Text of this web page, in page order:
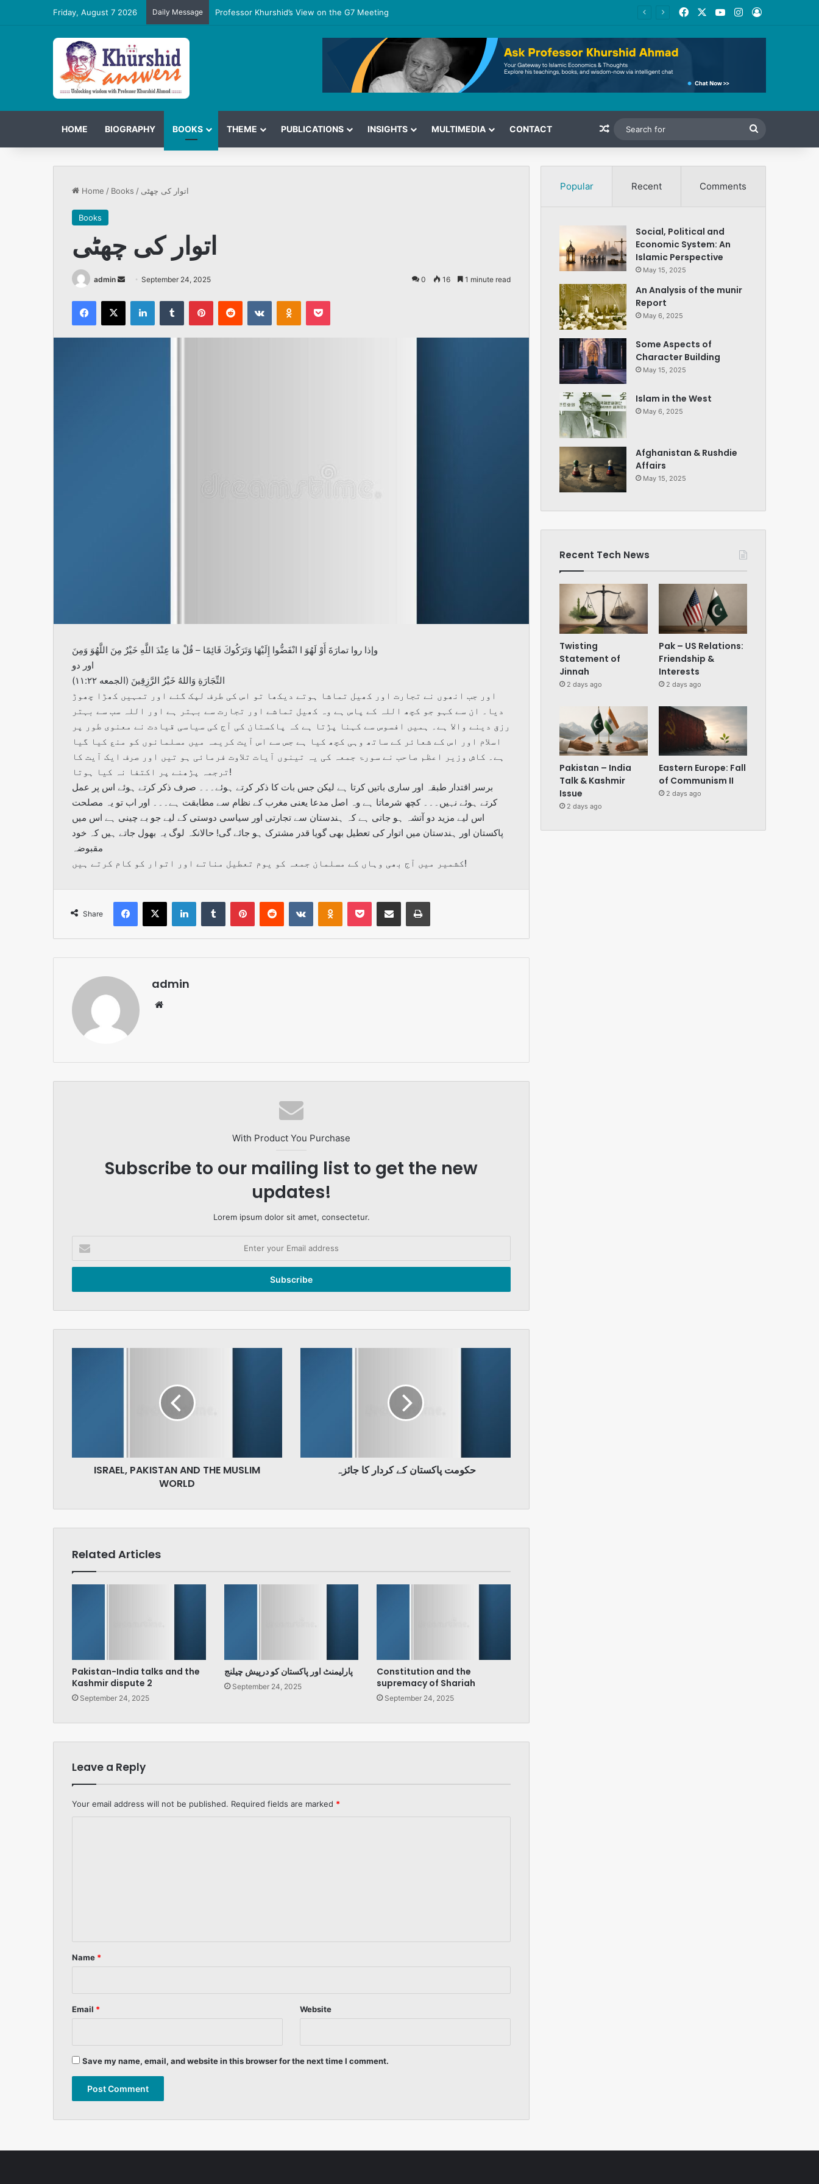
Friday, August 7 2026 Daily Message Professor Khurshid’s View on the G7 Meeting FacebookYouTubeInstagram
Log In
HOME BIOGRAPHY BOOKS THEME PUBLICATIONS INSIGHTS MULTIMEDIA CONTACT Random Article
for
Home / Books / اتوار کی چھٹی
Books
اتوار کی چھٹی
admin
Send
email
September 24, 2025 0 16 1 minute read
Facebook
X LinkedInTumblr PinterestReddit VKontakteOdnoklassniki
Pocket
وإذا روا تمارَةَ أَوْ لَهُوَ ا انْفَضُّوا إِلَيْهَا وَتَرَكُوكَ قَائِمًا – قُلْ مَا عِنْدَ اللَّهِ خَيْرٌ مِنَ اللَّهُوَ وَمِنَ
اور دو
التِّجَارَةِ وَاللهُ خَيْرُ الرَّزِقِينَ (الجمعه ۱۱:۲۲)
اور جب انھوں نے تجارت اور کھیل تماشا ہوتے دیکھا تو اس کی طرف لپک گئے اور تمہیں کھڑا چھوڑ
دیا۔ ان سے کہو جو کچھ اللہ کے پاس ہے وہ کھیل تماشے اور تجارت سے بہتر ہے اور اللہ سب سے بہتر
رزق دینے والا ہے۔ ہمیں افسوس سے کہنا پڑتا ہے کہ پاکستان کی آج کی سیاسی قیادت نے معنوی طور پر
اسلام اور اس کے شعائر کے ساتھ وہی کچھ کیا ہے جس سے اس آیت کریمہ میں مسلمانوں کو منع کیا گیا
ہے۔ کاش وزیر اعظم صاحب نے سورۃ جمعہ کی یہ تینوں آیات تلاوت فرمائی ہو تیں اور صرف ایک آیت کا
ترجمہ پڑھنے پر اکتفا نہ کیا ہوتا!
برسر اقتدار طبقہ اور ساری باتیں کرتا ہے لیکن جس بات کا ذکر کرتے ہوئے۔۔۔ صرف ذکر کرتے ہوئے اس پر عمل
کرتے ہوئے نہیں۔۔۔ کچھ شرماتا ہے وہ اصل مدعا یعنی مغرب کے نظام سے مطابقت ہے۔۔۔ اور اب تو یہ مصلحت
اس لیے مزید دو آتشہ ہو جاتی ہے کہ ہندستان سے تجارتی اور سیاسی دوستی کے لیے جو بے چینی ہے اس میں
پاکستان اور ہندستان میں اتوار کی تعطیل بھی گویا قدر مشترک ہو جائے گی! حالانکہ لوگ یہ بھول جاتے ہیں کہ خود
مقبوضہ
کشمیر میں آج بھی وہاں کے مسلمان جمعہ کو یوم تعطیل مناتے اور اتوار کو کام کرتے ہیں!
Share
Facebook
X LinkedInTumblr PinterestReddit VKontakteOdnoklassniki
Pocket Share via Email Print
admin
With Product You Purchase
Subscribe to our mailing list to get the new
updates!
Lorem ipsum dolor sit amet, consectetur.
your
Email
ISRAEL, PAKISTAN AND THE MUSLIM
WORLD
حکومت پاکستان کے کردار کا جائزہ
Related Articles
Pakistan-India talks and the
Kashmir dispute 2
September 24, 2025
پارلیمنٹ اور پاکستان کو درپیش چیلنج
September 24, 2025
Constitution and the
supremacy of Shariah
September 24, 2025
Leave a Reply
Your email address will not be published. Required fields are marked *
*
Name *
Email * Website
Save my name, email, and website in this browser for the next time I comment.
Popular Recent Comments
Social, Political and
Economic System: An
Islamic Perspective
May 15, 2025
An Analysis of the munir
Report
May 6, 2025
Some Aspects of
Character Building
May 15, 2025
Islam in the West
May 6, 2025
Afghanistan & Rushdie
Affairs
May 15, 2025
Recent Tech News
Twisting
Statement of
Jinnah
2 days ago
Pak – US Relations:
Friendship &
Interests
2 days ago
Pakistan – India
Talk & Kashmir
Issue
2 days ago
Eastern Europe: Fall
of Communism II
2 days ago